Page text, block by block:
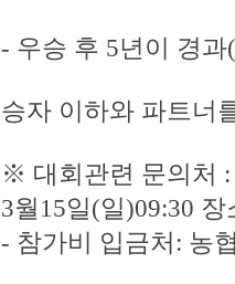
- 우승 후 5년이 경
승자 이하와 파트너
※ 대회관련 문의처 :
3월15일(일)09:30
- 참가비 입금처: 농